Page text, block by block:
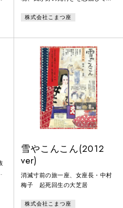
作者の二世河竹新七。ところが奇
七が飛び込んだのは大川ではな
く、川端にたつ一軒の小さなそば
屋だった。柳橋裏河岸の「仁八そ
ば」で出会った何とも風変わりな
「仲間」たちが、次から次へと巻
き起こす上を下への大騒動は、天
下の御一新をはさんで、明治なか
ばに至るまでのじつに２８年間に
およぶことに
株式会社こまつ座
雪やこんこん(2012
ver)
消滅寸前の旅一座、女座長・中村
梅子 起死回生の大芝居
株式会社こまつ座